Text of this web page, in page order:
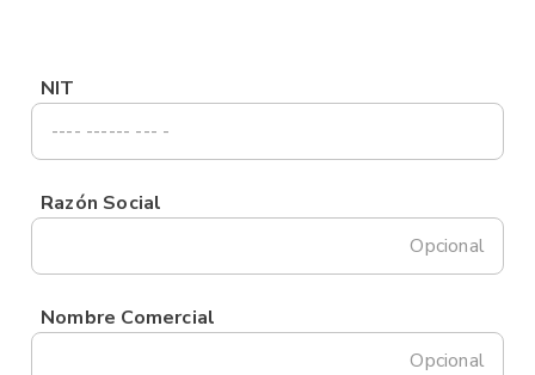
NIT
Razón Social
Opcional
Nombre Comercial
Opcional